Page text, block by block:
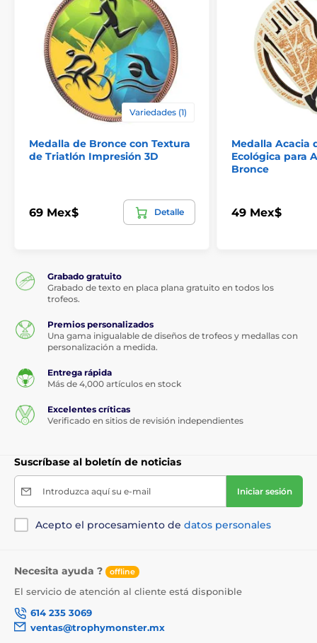
Variedades (1)
Medalla de Bronce con Textura
de Triatlón Impresión 3D
69 Mex$ Detalle
Medalla Acacia
Ecológica para
Bronce
49 Mex$
Grabado gratuito
Grabado de texto en placa plana gratuito en todos los
trofeos.
Premios personalizados
Una gama inigualable de diseños de trofeos y medallas con
personalización a medida.
Entrega rápida
Más de 4,000 artículos en stock
Excelentes críticas
Verificado en sitios de revisión independientes
Suscríbase al boletín de noticias
Introduzca aquí su e-mail Iniciar sesión
Acepto el procesamiento de datos personales
Necesita ayuda ? offline
El servicio de atención al cliente está disponible
614 235 3069
ventas@trophymonster.mx